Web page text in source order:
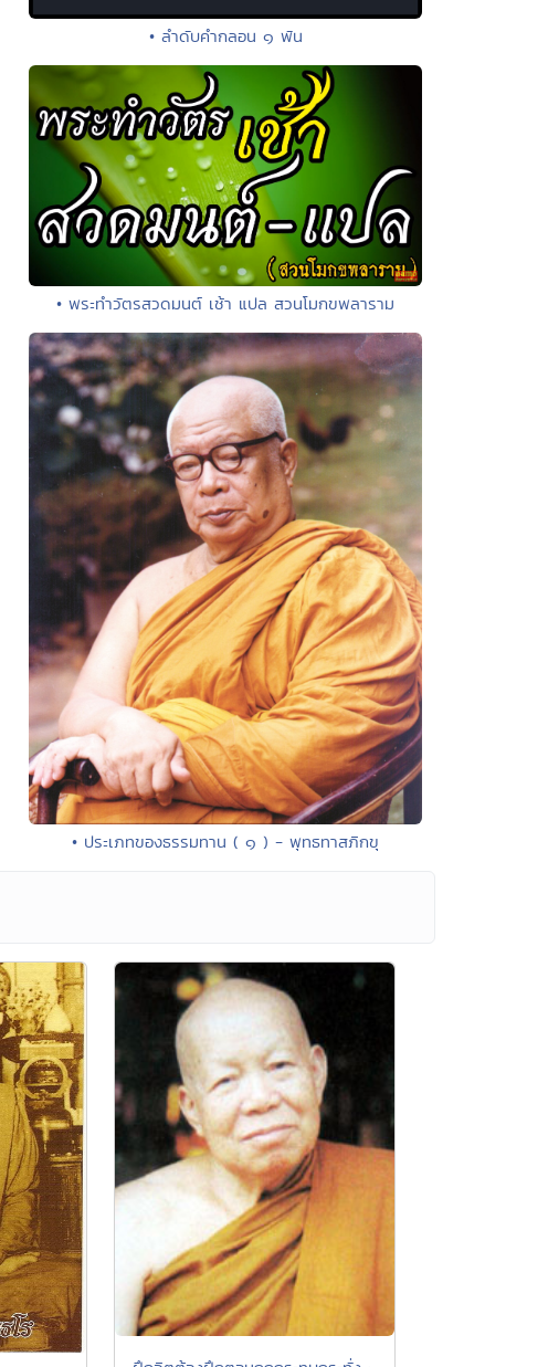
• ลำดับคำกลอน ๑ พัน
• พระทำวัตรสวดมนต์ เช้า แปล สวนโมกขพลาราม
• ประเภทของธรรมทาน ( ๑ ) - พุทธทาสภิกขุ